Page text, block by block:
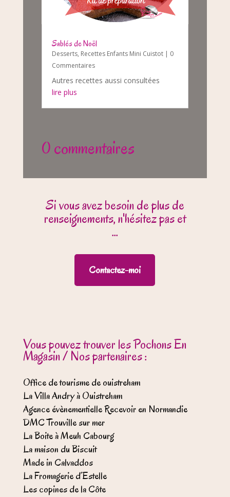
Sablés de Noël
Desserts, Recettes Enfants Mini Cuistot| 0
Commentaires
Autres recettes aussi consultées
lire plus
0 commentaires
Si vous avez besoin de plus de
renseignements, n'hésitez pas et
...
Contactez-moi
Vous pouvez trouver les Pochons En
Magasin / Nos partenaires :
Office de tourisme de ouistreham
La Villa Andry à Ouistreham
Agence évènementielle Recevoir en Normandie
DMC Trouville sur mer
La Boite à Meuh Cabourg
La maison du Biscuit
Made in Calvaddos
La Fromagerie d’Estelle
Les copines de la Côte